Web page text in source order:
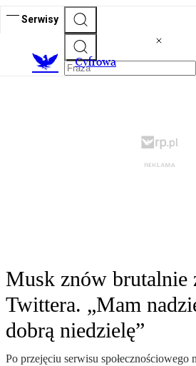
Serwisy
Cyfrowa
Musk znów brutalnie
Twittera. „Mam
dobrą niedzielę”
Po przejęciu serwisu społecznościowego